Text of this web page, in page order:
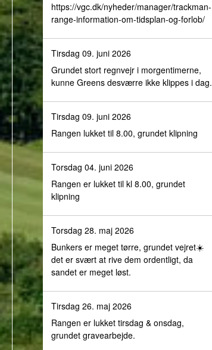
https://vgc.dk/nyheder/manager/trackman-
range-information-om-tidsplan-og-forlob/
Tirsdag 09. juni 2026
Grundet stort regnvejr i morgentimerne,
kunne Greens desværre ikke klippes i dag.
Tirsdag 09. juni 2026
Rangen lukket til 8.00, grundet klipning
Torsdag 04. juni 2026
Rangen er lukket til kl 8.00, grundet
klipning
Torsdag 28. maj 2026
Bunkers er meget tørre, grundet vejret☀️
det er svært at rive dem ordentligt, da
sandet er meget løst.
Tirsdag 26. maj 2026
Rangen er lukket tirsdag & onsdag,
grundet gravearbejde.